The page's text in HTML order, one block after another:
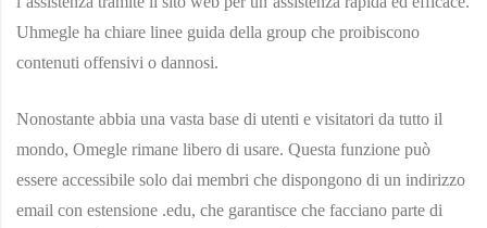
Uhmegle ha chiare linee guida della group che proibiscono
contenuti offensivi o dannosi.
Nonostante abbia una vasta base di utenti e visitatori da tutto il
mondo, Omegle rimane libero di usare. Questa funzione può
essere accessibile solo dai membri che dispongono di un indirizzo
email con estensione .edu, che garantisce che facciano parte di